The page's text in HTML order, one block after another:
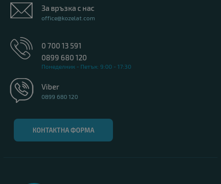
За връзка с нас
office@kozelat.com
0 700 13 591
0899 680 120
Понеделник - Петък: 9:00 - 17:30
Viber
0899 680 120
КОНТАКТНА ФОРМА